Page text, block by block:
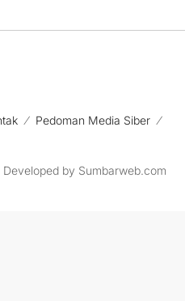
Pedoman Media Siber
| Developed by Sumbarweb.com